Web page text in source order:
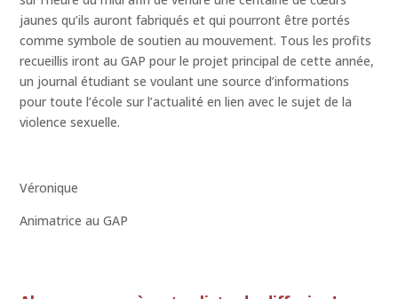
jaunes qu’ils auront fabriqués et qui pourront être portés
comme symbole de soutien au mouvement. Tous les profits
recueillis iront au GAP pour le projet principal de cette année,
un journal étudiant se voulant une source d’informations
pour toute l’école sur l’actualité en lien avec le sujet de la
violence sexuelle.
Véronique
Animatrice au GAP